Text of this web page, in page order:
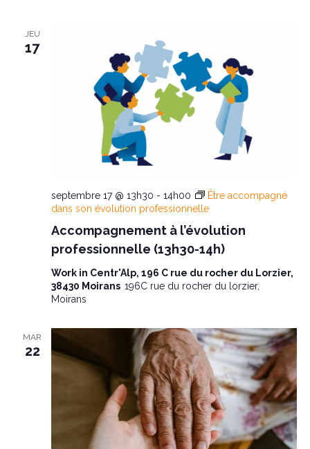
JEU
17
Accompagnement à l’évolution
professionnelle (13h30-14h)
septembre 17 @ 13h30 - 14h00
Être accompagné
dans son évolution professionnelle
Work in Centr'Alp, 196 C rue du rocher du Lorzier,
38430 Moirans 196C rue du rocher du lorzier,
Moirans
MAR
22